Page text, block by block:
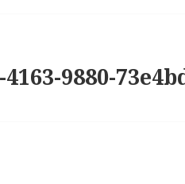
9880-